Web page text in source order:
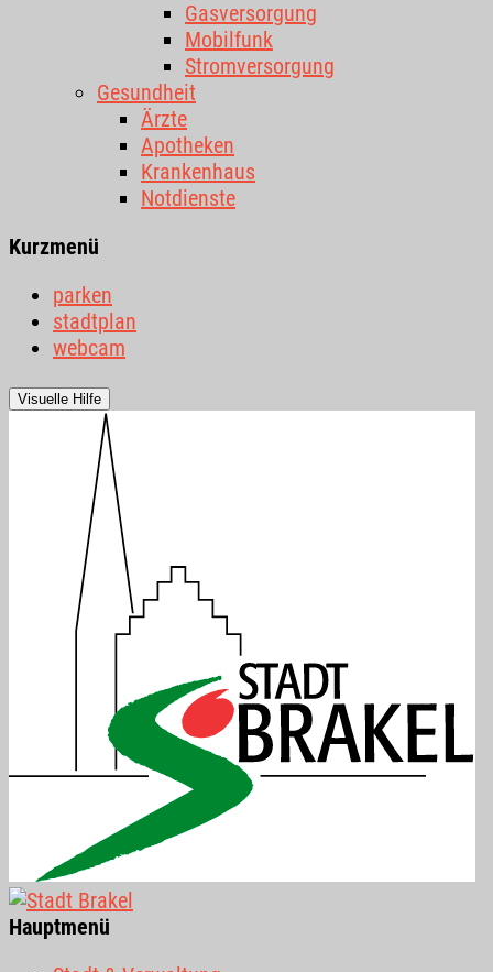
Gasversorgung
Mobilfunk
Stromversorgung
Gesundheit
Ärzte
Apotheken
Krankenhaus
Notdienste
Kurzmenü
parken
stadtplan
webcam
Visuelle Hilfe
Hauptmenü